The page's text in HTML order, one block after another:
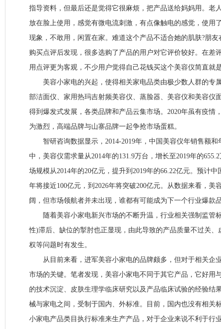
指导资料，但最后还是觉得它很麻烦，把产品送给妈妈用。老
放在脸上使用，感觉有微电流刺激，有点像触电的感觉，使用
现象，不敢用，闲置在家。难道这个产品不适合她的肌肤?朋
购买点评后发现，很多选购了产品的用户对它评价较好。在差
用点评更为客观，不少用户觉得自己花钱买这个美容仪简直就
美容小家电的兴起，使得相关家电品类由极少数人群的专
部洁面仪、家用热玛吉射频美容仪、蒸脸器、美容仪和美容仪
得到爆发式发展，各类品牌和产品云集市场。2020年虽有疫情
为激烈，高端品牌与山寨品牌一起争抢市场蛋糕。
智研咨询数据显示，2014-2019年，中国美容仪年销售额和
中，美容仪需求量从2014年的131.9万台，增长至2019年的
场规模从2014年的20亿元，提升到2019年的66.22亿元。预计
年将接近100亿元，到2026年将突破200亿元。从数据来看，美
阔，但市场领航者并未出现，谁都有可能成为下一个行业爆款
随着美容小家电新兴市场的不断升温，行业相关强制监管
性)滞后、缺位的掣肘也正显现，由此导致的产品质量不过关
权等问题时有发生。
从目前来看，进军美容小家电的品牌颇多，但对于相关企
市场的关键。笔者发现，美容小家电不同于其它产品，它好用
的技术沉淀、皮肤生理学临床研究以及产品临床试验的经验结
械与家电之间，受制于国内、外标准。目前，国内也没有相关
小家电产品类目执行标准来生产产品，对于企业来说不利于行